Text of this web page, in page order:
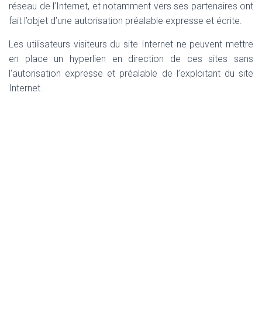
réseau de l’Internet, et notamment vers ses partenaires ont
fait l’objet d’une autorisation préalable expresse et écrite.
Les utilisateurs visiteurs du site Internet ne peuvent mettre
en place un hyperlien en direction de ces sites sans
l’autorisation expresse et préalable de l’exploitant du site
Internet.